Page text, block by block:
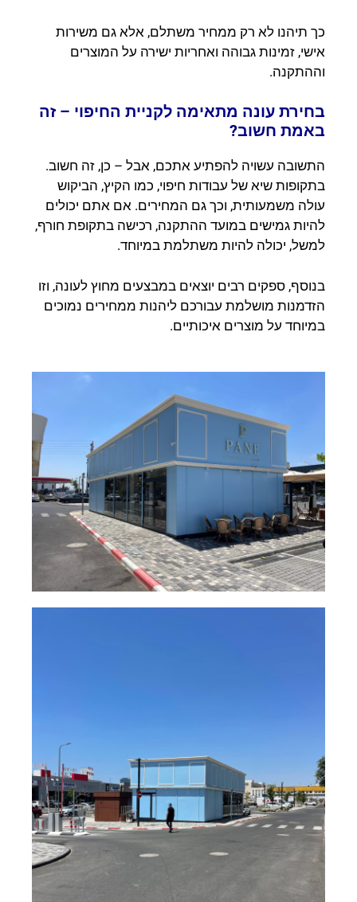
כך תיהנו לא רק ממחיר משתלם, אלא גם משירות
אישי, זמינות גבוהה ואחריות ישירה על המוצרים
וההתקנה.
בחירת עונה מתאימה לקניית החיפוי – זה
באמת חשוב?
התשובה עשויה להפתיע אתכם, אבל – כן, זה חשוב.
בתקופות שיא של עבודות חיפוי, כמו הקיץ, הביקוש
עולה משמעותית, וכך גם המחירים. אם אתם יכולים
להיות גמישים במועד ההתקנה, רכישה בתקופת חורף,
למשל, יכולה להיות משתלמת במיוחד.
בנוסף, ספקים רבים יוצאים במבצעים מחוץ לעונה, וזו
הזדמנות מושלמת עבורכם ליהנות ממחירים נמוכים
במיוחד על מוצרים איכותיים.